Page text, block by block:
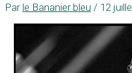
Par le Bananier bleu / 12